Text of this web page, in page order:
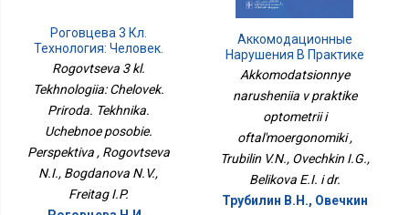
Роговцева 3 Кл.
Технология: Человек.
Природа. Техника.
Учебное Пособие.
Перспектива
Rogovtseva 3 kl.
Tekhnologiia: Chelovek.
Priroda. Tekhnika.
Uchebnoe posobie.
Perspektiva , Rogovtseva
N.I., Bogdanova N.V.,
Freitag I.P.
Аккомодационные
Нарушения В Практике
Оптометрии И
Офтальмоэргономики
Akkomodatsionnye
narusheniia v praktike
optometrii i
oftal'moergonomiki ,
Trubilin V.N., Ovechkin I.G.,
Belikova E.I. i dr.
Трубилин В.Н., Овечкин